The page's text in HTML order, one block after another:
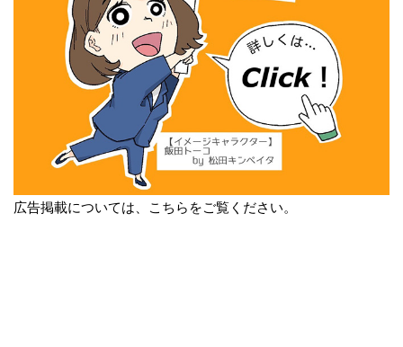
広告掲載については、こちらをご覧ください。